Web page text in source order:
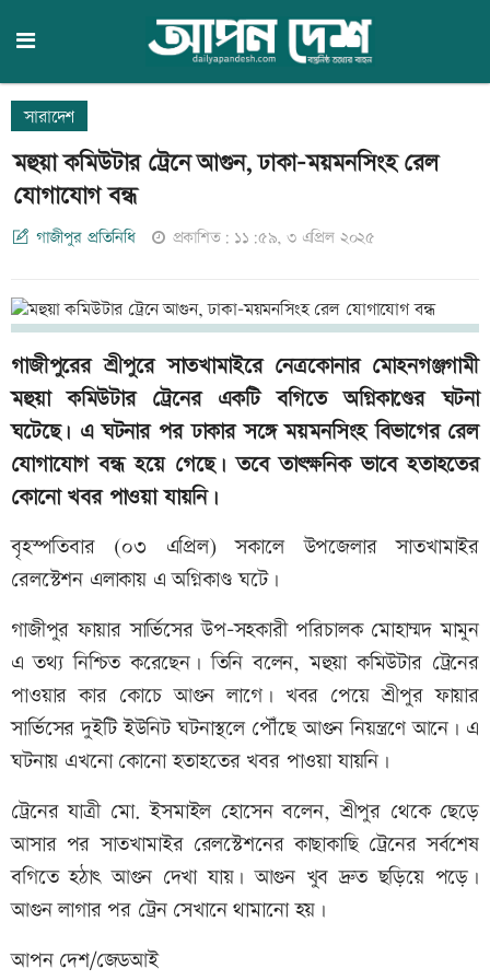
সারাদেশ
মহুয়া কমিউটার ট্রেনে আগুন, ঢাকা-ময়মনসিংহ রেল
যোগাযোগ বন্ধ
গাজীপুর প্রতিনিধি প্রকাশিত: ১১:৫৯, ৩ এপ্রিল ২০২৫
গাজীপুরের শ্রীপুরে সাতখামাইরে নেত্রকোনার মোহনগঞ্জগামী
মহুয়া কমিউটার ট্রেনের একটি বগিতে অগ্নিকাণ্ডের ঘটনা
ঘটেছে। এ ঘটনার পর ঢাকার সঙ্গে ময়মনসিংহ বিভাগের রেল
যোগাযোগ বন্ধ হয়ে গেছে। তবে তাৎক্ষনিক ভাবে হতাহতের
কোনো খবর পাওয়া যায়নি।
বৃহস্পতিবার (০৩ এপ্রিল) সকালে উপজেলার সাতখামাইর
রেলস্টেশন এলাকায় এ অগ্নিকাণ্ড ঘটে।
গাজীপুর ফায়ার সার্ভিসের উপ-সহকারী পরিচালক মোহাম্মদ মামুন
এ তথ্য নিশ্চিত করেছেন। তিনি বলেন, মহুয়া কমিউটার ট্রেনের
পাওয়ার কার কোচে আগুন লাগে। খবর পেয়ে শ্রীপুর ফায়ার
সার্ভিসের দুইটি ইউনিট ঘটনাস্থলে পৌঁছে আগুন নিয়ন্ত্রণে আনে। এ
ঘটনায় এখনো কোনো হতাহতের খবর পাওয়া যায়নি।
ট্রেনের যাত্রী মো. ইসমাইল হোসেন বলেন, শ্রীপুর থেকে ছেড়ে
আসার পর সাতখামাইর রেলস্টেশনের কাছাকাছি ট্রেনের সর্বশেষ
বগিতে হঠাৎ আগুন দেখা যায়। আগুন খুব দ্রুত ছড়িয়ে পড়ে।
আগুন লাগার পর ট্রেন সেখানে থামানো হয়।
আপন দেশ/জেডআই